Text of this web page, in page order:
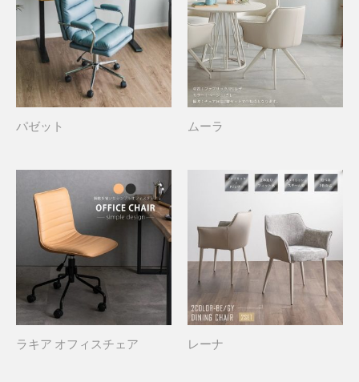
パゼット ムーラ
ラキア オフィスチェア レーナ